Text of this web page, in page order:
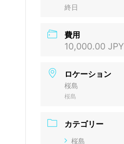
終日
費用
10,000.00 JPY
ロケーション
桜島
桜島
カテゴリー
桜島